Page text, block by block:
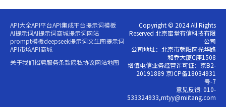
API大全API平台API集成平台提示词模板
AI提示词AI提示词商城提示词网站
prompt模板deepseek提示词文生图提示词
API市场API商城
关于我们招聘服务条款隐私协议网站地图
Copyright © 2024 All Rights
Reserved 北京蜜堂有信科技有限
公司
公司地址：北京市朝阳区光华路
和乔大厦C座1508
增值电信业务经营许可证：京B2-
20191889 京ICP备18034931
号-7
意见反馈: 010-
533324933,mtyy@miitang.com